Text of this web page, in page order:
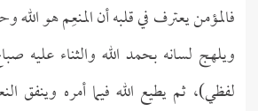
فالمؤمن يعترف في قلبه أن المنعِم هو الله
ويلهج لسانه بحمد الله والثناء عليه
لفظي)، ثم يطيع الله فيما أمره وينفق